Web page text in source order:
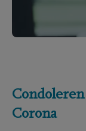
Corona